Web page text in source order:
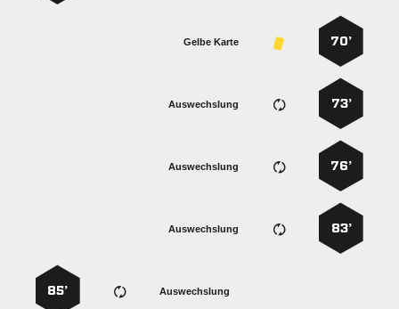
70’
Gelbe Karte
73’
Auswechslung
76’
Auswechslung
83’
Auswechslung
Auswechslung
85’